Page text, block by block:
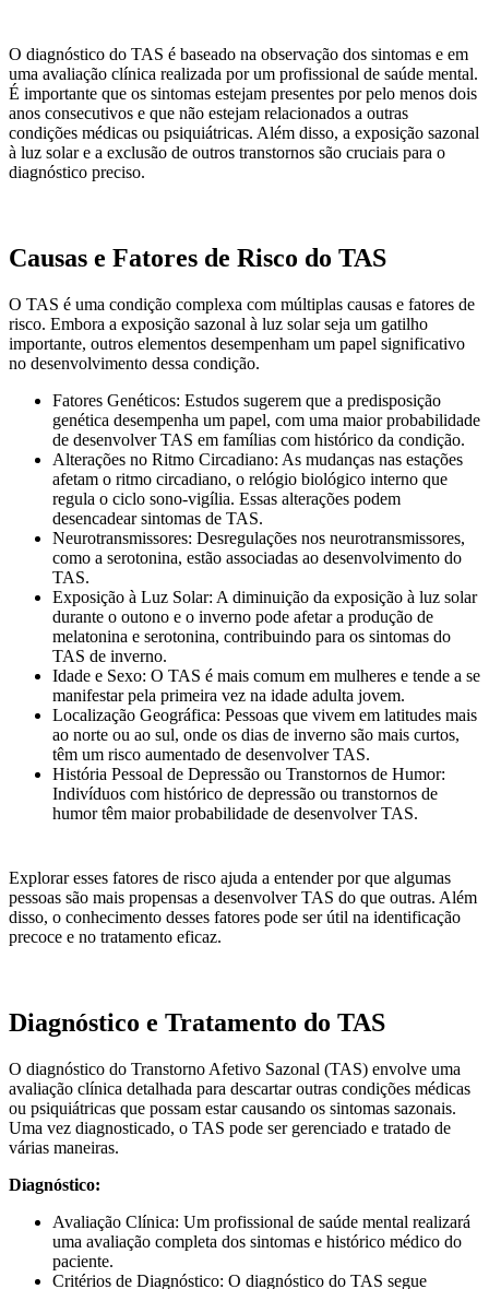
O diagnóstico do TAS é baseado na observação dos sintomas e em
uma avaliação clínica realizada por um profissional de saúde mental.
É importante que os sintomas estejam presentes por pelo menos dois
anos consecutivos e que não estejam relacionados a outras
condições médicas ou psiquiátricas. Além disso, a exposição sazonal
à luz solar e a exclusão de outros transtornos são cruciais para o
diagnóstico preciso.
Causas e Fatores de Risco do TAS
O TAS é uma condição complexa com múltiplas causas e fatores de
risco. Embora a exposição sazonal à luz solar seja um gatilho
importante, outros elementos desempenham um papel significativo
no desenvolvimento dessa condição.
Fatores Genéticos: Estudos sugerem que a predisposição
genética desempenha um papel, com uma maior probabilidade
de desenvolver TAS em famílias com histórico da condição.
Alterações no Ritmo Circadiano: As mudanças nas estações
afetam o ritmo circadiano, o relógio biológico interno que
regula o ciclo sono-vigília. Essas alterações podem
desencadear sintomas de TAS.
Neurotransmissores: Desregulações nos neurotransmissores,
como a serotonina, estão associadas ao desenvolvimento do
TAS.
Exposição à Luz Solar: A diminuição da exposição à luz solar
durante o outono e o inverno pode afetar a produção de
melatonina e serotonina, contribuindo para os sintomas do
TAS de inverno.
Idade e Sexo: O TAS é mais comum em mulheres e tende a se
manifestar pela primeira vez na idade adulta jovem.
Localização Geográfica: Pessoas que vivem em latitudes mais
ao norte ou ao sul, onde os dias de inverno são mais curtos,
têm um risco aumentado de desenvolver TAS.
História Pessoal de Depressão ou Transtornos de Humor:
Indivíduos com histórico de depressão ou transtornos de
humor têm maior probabilidade de desenvolver TAS.
Explorar esses fatores de risco ajuda a entender por que algumas
pessoas são mais propensas a desenvolver TAS do que outras. Além
disso, o conhecimento desses fatores pode ser útil na identificação
precoce e no tratamento eficaz.
Diagnóstico e Tratamento do TAS
O diagnóstico do Transtorno Afetivo Sazonal (TAS) envolve uma
avaliação clínica detalhada para descartar outras condições médicas
ou psiquiátricas que possam estar causando os sintomas sazonais.
Uma vez diagnosticado, o TAS pode ser gerenciado e tratado de
várias maneiras.
Diagnóstico:
Avaliação Clínica: Um profissional de saúde mental realizará
uma avaliação completa dos sintomas e histórico médico do
paciente.
Critérios de Diagnóstico: O diagnóstico do TAS segue